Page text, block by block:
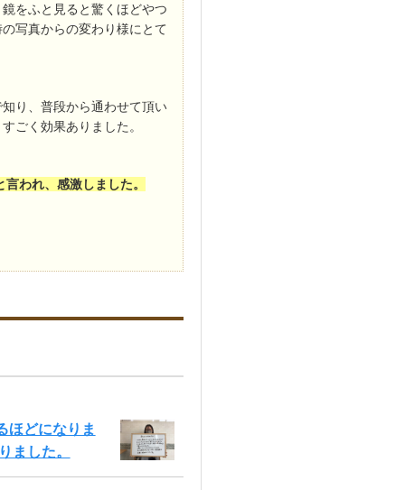
をふと見ると驚くほどやつ
写真からの変わり様にとて
り、普段から通わせて頂い
ごく効果ありました。
われ、感激しました。
ほどになりま
ました。